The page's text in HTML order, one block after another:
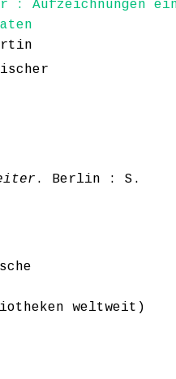
: Aufzeichnungen
. Berlin : S.
weltweit)